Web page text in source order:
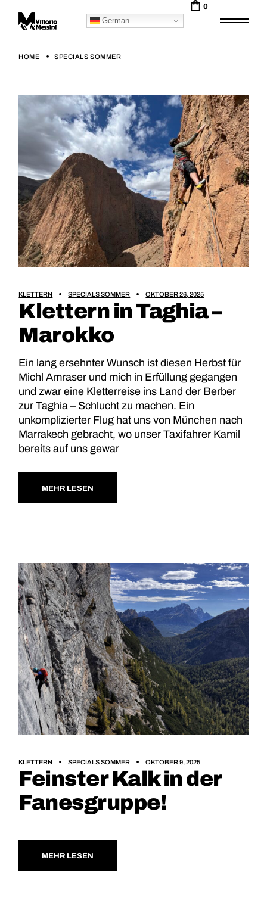
German
0
HOME SPECIALS SOMMER
KLETTERN SPECIALS SOMMER OKTOBER 26, 2025
Klettern in Taghia –
Marokko
Ein lang ersehnter Wunsch ist diesen Herbst für
Michl Amraser und mich in Erfüllung gegangen
und zwar eine Kletterreise ins Land der Berber
zur Taghia – Schlucht zu machen. Ein
unkomplizierter Flug hat uns von München nach
Marrakech gebracht, wo unser Taxifahrer Kamil
bereits auf uns gewar
MEHR LESEN
KLETTERN SPECIALS SOMMER OKTOBER 9, 2025
Feinster Kalk in der
Fanesgruppe!
MEHR LESEN